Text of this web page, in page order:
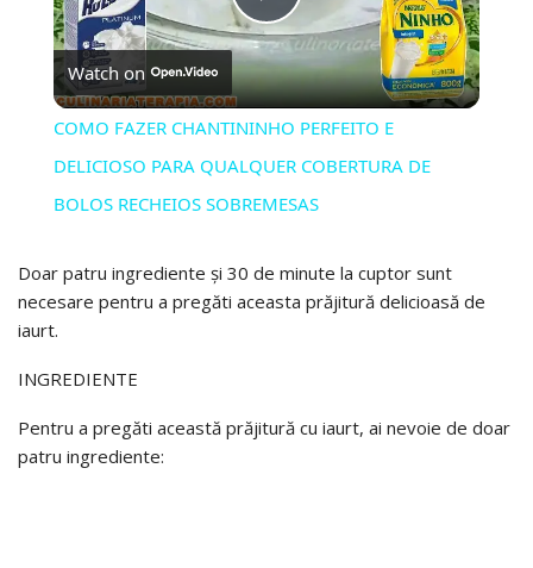
PLAY
VIDEO
Watch on
COMO FAZER CHANTININHO PERFEITO E
DELICIOSO PARA QUALQUER COBERTURA DE
BOLOS RECHEIOS SOBREMESAS
Doar patru ingrediente și 30 de minute la cuptor sunt
necesare pentru a pregăti aceasta prăjitură delicioasă de
iaurt.
INGREDIENTE
Pentru a pregăti această prăjitură cu iaurt, ai nevoie de doar
patru ingrediente: